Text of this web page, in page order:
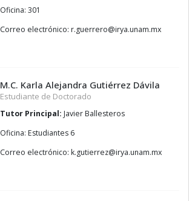
Oficina: 301
Correo electrónico:
xm.manu.ayri
@
orerreug.r
M.C. Karla Alejandra Gutiérrez Dávila
Estudiante de Doctorado
Tutor Principal: Javier Ballesteros
Oficina: Estudiantes 6
Correo electrónico:
xm.manu.ayri
@
zerreitug.k